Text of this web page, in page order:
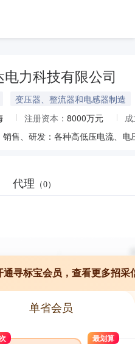
电力科技有限公司
变压器、整流器和电感器制造
注册资本： 8000万元
代理 （0）
通寻标宝会员，查看更多招采
单省会员
最划算